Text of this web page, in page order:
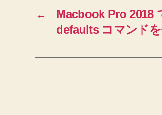
←
Macbook Pro 2018
defaults コマンド